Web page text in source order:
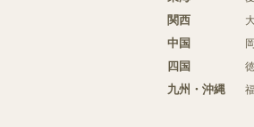
関西
中国
四国
九州・沖縄